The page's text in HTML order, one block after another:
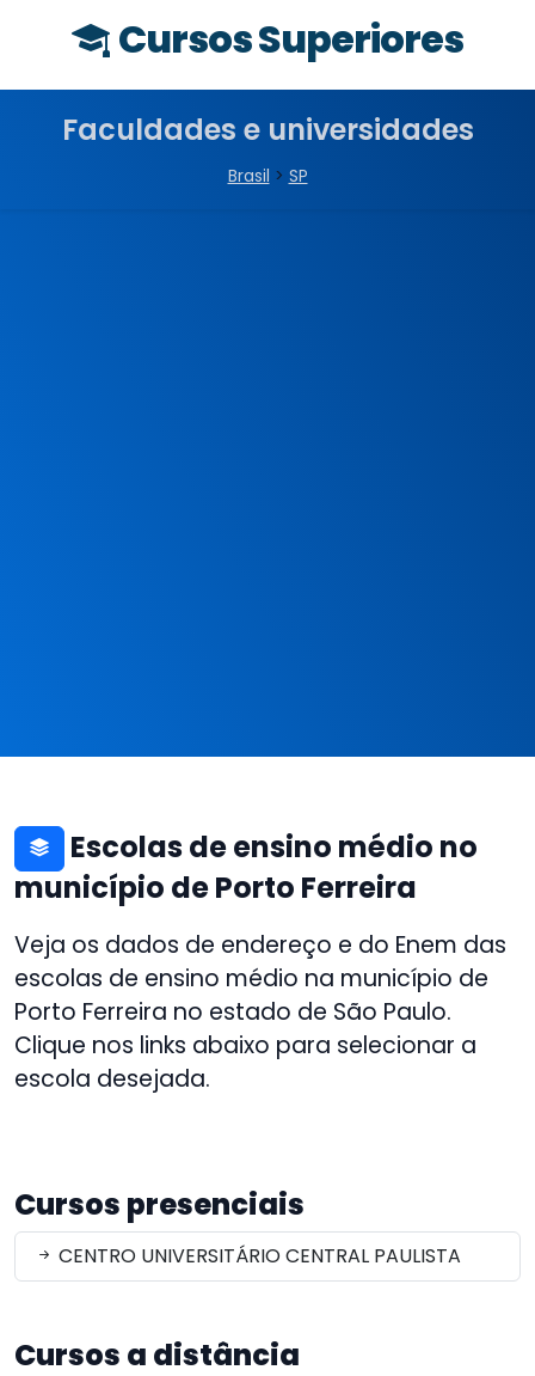
Cursos Superiores
Faculdades e universidades
Brasil > SP
Escolas de ensino médio no
município de Porto Ferreira
Veja os dados de endereço e do Enem das
escolas de ensino médio na município de
Porto Ferreira no estado de São Paulo.
Clique nos links abaixo para selecionar a
escola desejada.
Cursos presenciais
CENTRO UNIVERSITÁRIO CENTRAL PAULISTA
Cursos a distância